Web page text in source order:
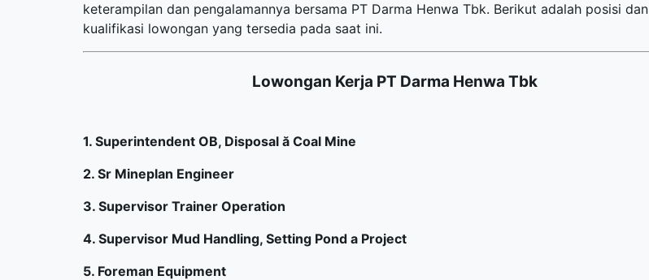
keterampilan dan pengalamannya bersama PT Darma Henwa Tbk. Berikut adalah posisi dan
kualifikasi lowongan yang tersedia pada saat ini.
Lowongan Kerja PT Darma Henwa Tbk
1. Superintendent OB, Disposal ă Coal Mine
2. Sr Mineplan Engineer
3. Supervisor Trainer Operation
4. Supervisor Mud Handling, Setting Pond a Project
5. Foreman Equipment